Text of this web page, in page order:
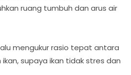
ruang tumbuh dan arus air
mengukur rasio tepat antara
supaya ikan tidak stres dan